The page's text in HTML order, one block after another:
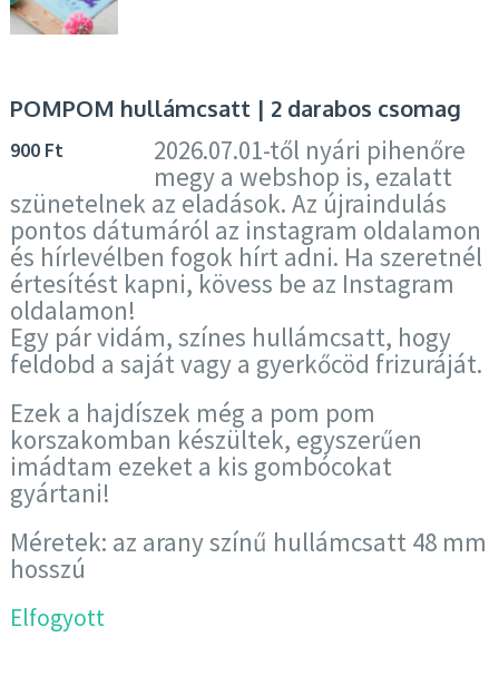
POMPOM hullámcsatt | 2 darabos csomag
900 Ft
2026.07.01-től nyári pihenőre
megy a webshop is, ezalatt
szünetelnek az eladások. Az újraindulás
pontos dátumáról az instagram oldalamon
és hírlevélben fogok hírt adni. Ha szeretnél
értesítést kapni, kövess be az Instagram
oldalamon!
Egy pár vidám, színes hullámcsatt, hogy
feldobd a saját vagy a gyerkőcöd frizuráját.
Ezek a hajdíszek még a pom pom
korszakomban készültek, egyszerűen
imádtam ezeket a kis gombócokat
gyártani!
Méretek: az arany színű hullámcsatt 48 mm
hosszú
Elfogyott